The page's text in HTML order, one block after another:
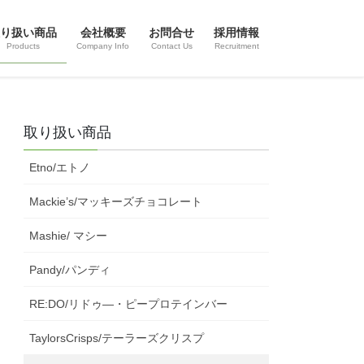
扱い商品
Products
会社概要
Company Info
お問合せ
Contact Us
採用情報
Recruitment
取り扱い商品
Etno/エトノ
Mackie’s/マッキーズチョコレート
Mashie/ マシー
Pandy/パンディ
RE:DO/リドゥ―・ピープロテインバー
TaylorsCrisps/テーラーズクリスプ